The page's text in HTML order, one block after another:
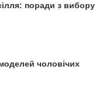
поради з вибору
чоловічих